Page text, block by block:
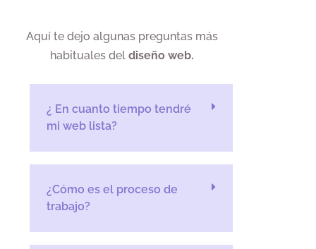
Aquí te dejo algunas preguntas más
habituales deldiseño web.
¿ En cuanto tiempo tendré
mi web lista?
¿Cómo es el proceso de
trabajo?